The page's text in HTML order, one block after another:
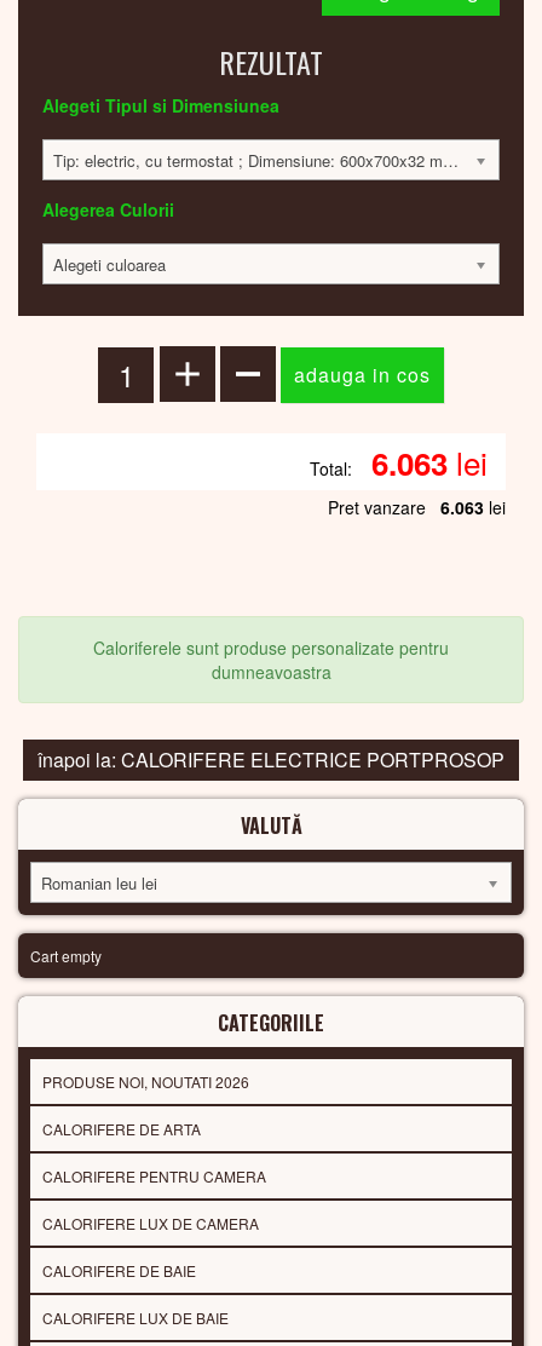
REZULTAT
Alegeti Tipul si Dimensiunea
Tip: electric, cu termostat ; Dimensiune: 600x700x32 mm; 300 Watt; 6044 lei
Alegerea Culorii
Alegeti culoarea
Total: 6.063 lei
Pret vanzare 6.063 lei
Caloriferele sunt produse personalizate pentru
dumneavoastra
înapoi la: CALORIFERE ELECTRICE PORTPROSOP
VALUTĂ
Romanian leu lei
Cart empty
CATEGORIILE
PRODUSE NOI, NOUTATI 2026
CALORIFERE DE ARTA
CALORIFERE PENTRU CAMERA
CALORIFERE LUX DE CAMERA
CALORIFERE DE BAIE
CALORIFERE LUX DE BAIE